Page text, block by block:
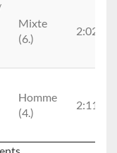
Mixte
(6.)
2:02:03
Homme
(4.)
2:11:51